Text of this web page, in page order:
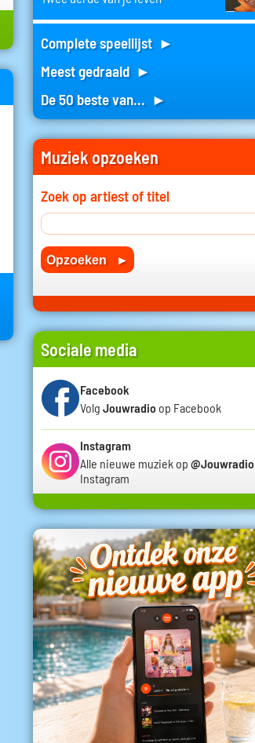
Complete speellijst ►
Meest gedraaid ►
De 50 beste van... ►
Muziek opzoeken
Zoek op artiest of titel
Sociale media
Facebook
Volg Jouwradio op Facebook
Instagram
Alle nieuwe muziek op @Jouwradio
Instagram